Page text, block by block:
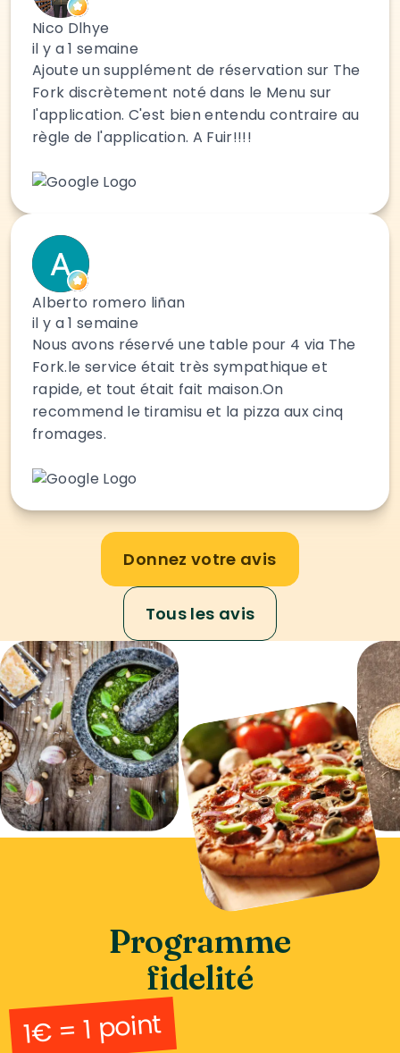
Nico Dlhye
il y a 1 semaine
Ajoute un supplément de réservation sur The
Fork discrètement noté dans le Menu sur
l'application. C'est bien entendu contraire au
règle de l'application. A Fuir!!!!
Alberto romero liñan
il y a 1 semaine
Nous avons réservé une table pour 4 via The
Fork.le service était très sympathique et
rapide, et tout était fait maison.On
recommend le tiramisu et la pizza aux cinq
fromages.
Donnez votre avis
Tous les avis
Programme
fidelité
1€ = 1 point